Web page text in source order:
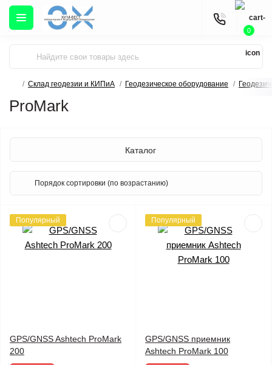
0
Склад геодезии и КИПиА Геодезическое оборудование
ProMark
Каталог
Популярный
GPS/GNSS Ashtech ProMark
200
Популярный
GPS/GNSS приемник
Ashtech ProMark 100